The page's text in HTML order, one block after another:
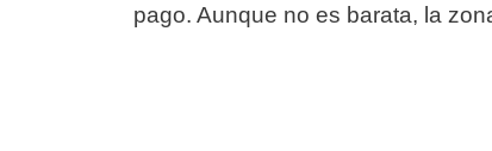
pago. Aunque no es barata, la